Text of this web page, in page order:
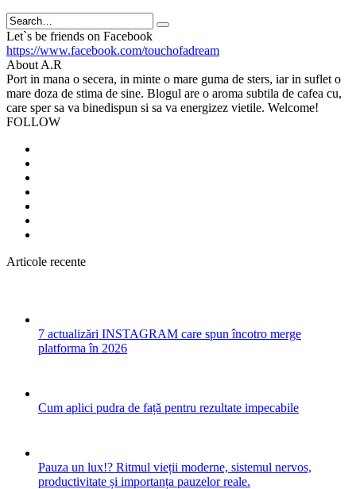
Search
Let`s be friends on Facebook
https://www.facebook.com/touchofadream
About A.R
Port in mana o secera, in minte o mare guma de sters, iar in suflet o
mare doza de stima de sine. Blogul are o aroma subtila de cafea cu,
care sper sa va binedispun si sa va energizez vietile. Welcome!
FOLLOW
Articole recente
7 actualizări INSTAGRAM care spun încotro merge
platforma în 2026
Cum aplici pudra de față pentru rezultate impecabile
Pauza un lux!? Ritmul vieții moderne, sistemul nervos,
productivitate și importanța pauzelor reale.